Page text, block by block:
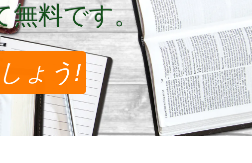
無料です。
無料です。
ょう!